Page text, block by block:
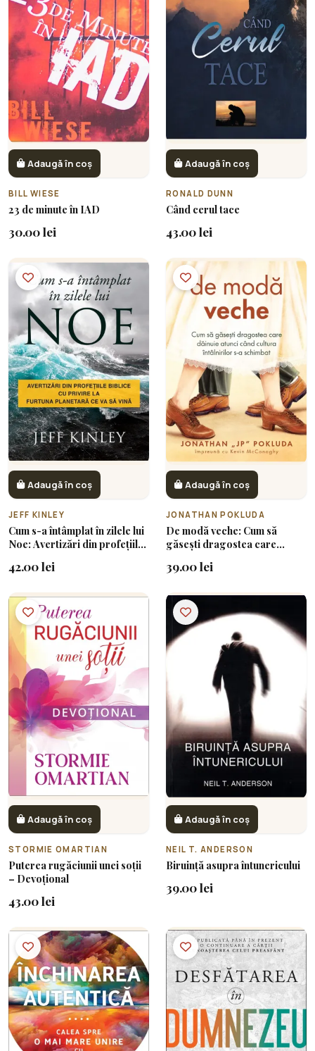
Adaugă în coș
BILL WIESE
23 de minute în IAD
30.00 lei
Adaugă în coș
RONALD DUNN
Când cerul tace
43.00 lei
Adaugă în coș
JEFF KINLEY
Cum s-a întâmplat în zilele lui
Noe: Avertizări din profețiile
planetară ce va să vină
42.00 lei
Adaugă în coș
JONATHAN POKLUDA
De modă veche: Cum să
găsești dragostea care
întâlnirilor s-a schimbat
39.00 lei
Adaugă în coș
STORMIE OMARTIAN
Puterea rugăciunii unei soții
– Devoțional
43.00 lei
Adaugă în coș
NEIL T. ANDERSON
Biruință asupra întunericului
39.00 lei